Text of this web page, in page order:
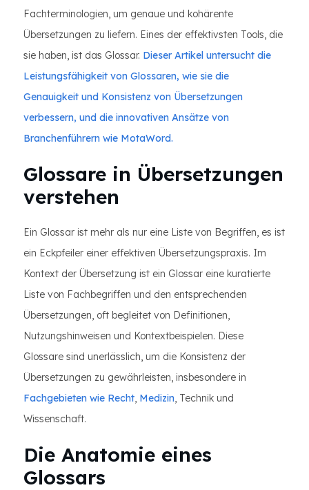
Fachterminologien, um genaue und kohärente
Übersetzungen zu liefern. Eines der effektivsten Tools, die
sie haben, ist das Glossar. Dieser Artikel untersucht die
Leistungsfähigkeit von Glossaren, wie sie die
Genauigkeit und Konsistenz von Übersetzungen
verbessern, und die innovativen Ansätze von
Branchenführern wie MotaWord.
Glossare in Übersetzungen
verstehen
Ein Glossar ist mehr als nur eine Liste von Begriffen, es ist
ein Eckpfeiler einer effektiven Übersetzungspraxis. Im
Kontext der Übersetzung ist ein Glossar eine kuratierte
Liste von Fachbegriffen und den entsprechenden
Übersetzungen, oft begleitet von Definitionen,
Nutzungshinweisen und Kontextbeispielen. Diese
Glossare sind unerlässlich, um die Konsistenz der
Übersetzungen zu gewährleisten, insbesondere in
Fachgebieten wie Recht, Medizin, Technik und
Wissenschaft.
Die Anatomie eines
Glossars